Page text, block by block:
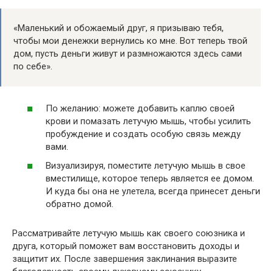
«Маленький и обожаемый друг, я призываю тебя,
чтобы мои денежки вернулись ко мне. Вот теперь твой
дом, пусть деньги живут и размножаются здесь сами
по себе».
По желанию: можете добавить каплю своей
крови и помазать летучую мышь, чтобы усилить
пробуждение и создать особую связь между
вами.
Визуализируя, поместите летучую мышь в свое
вместилище, которое теперь является ее домом.
И куда бы она не улетела, всегда принесет деньги
обратно домой.
Рассматривайте летучую мышь как своего союзника и
друга, который поможет вам восстановить доходы и
защитит их. После завершения заклинания выразите